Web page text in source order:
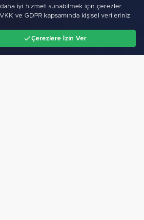
iyi hizmet sunabilmek için çerezler
ve GDPR kapsamında kişisel verileriniz
Çerezlere İzin Ver
Ara Menü